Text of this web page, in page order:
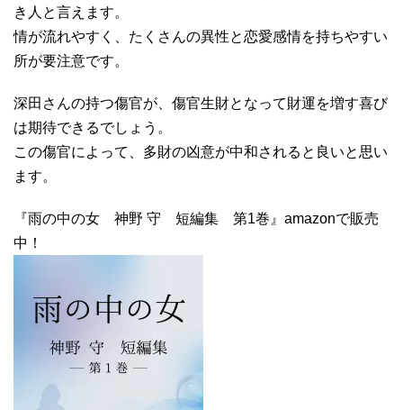
き人と言えます。
情が流れやすく、たくさんの異性と恋愛感情を持ちやすい
所が要注意です。
深田さんの持つ傷官が、傷官生財となって財運を増す喜び
は期待できるでしょう。
この傷官によって、多財の凶意が中和されると良いと思い
ます。
『雨の中の女 神野 守 短編集 第1巻』amazonで販売
中！